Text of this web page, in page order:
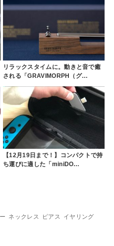
リラックスタイムに。動きと音で癒
される「GRAVIMORPH（グ…
【12月19日まで！】コンパクトで持
ち運びに適した「miniDO…
ネックレス ピアス
イヤリング